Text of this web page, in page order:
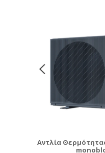
Αντλία